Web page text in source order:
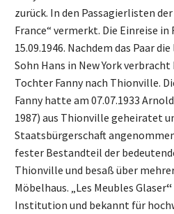
zurück. In den Passagierlisten
France“ vermerkt. Die Einreise
15.09.1946. Nachdem das Paar
Sohn Hans in New York
Tochter Fanny nach Thionville.
Fanny hatte am 07.07.1933
1987) aus Thionville geheiratet
Staatsbürgerschaft
fester Bestandteil der
Thionville und besaß über
Möbelhaus. „Les Meubles Glaser“
Institution und bekannt für